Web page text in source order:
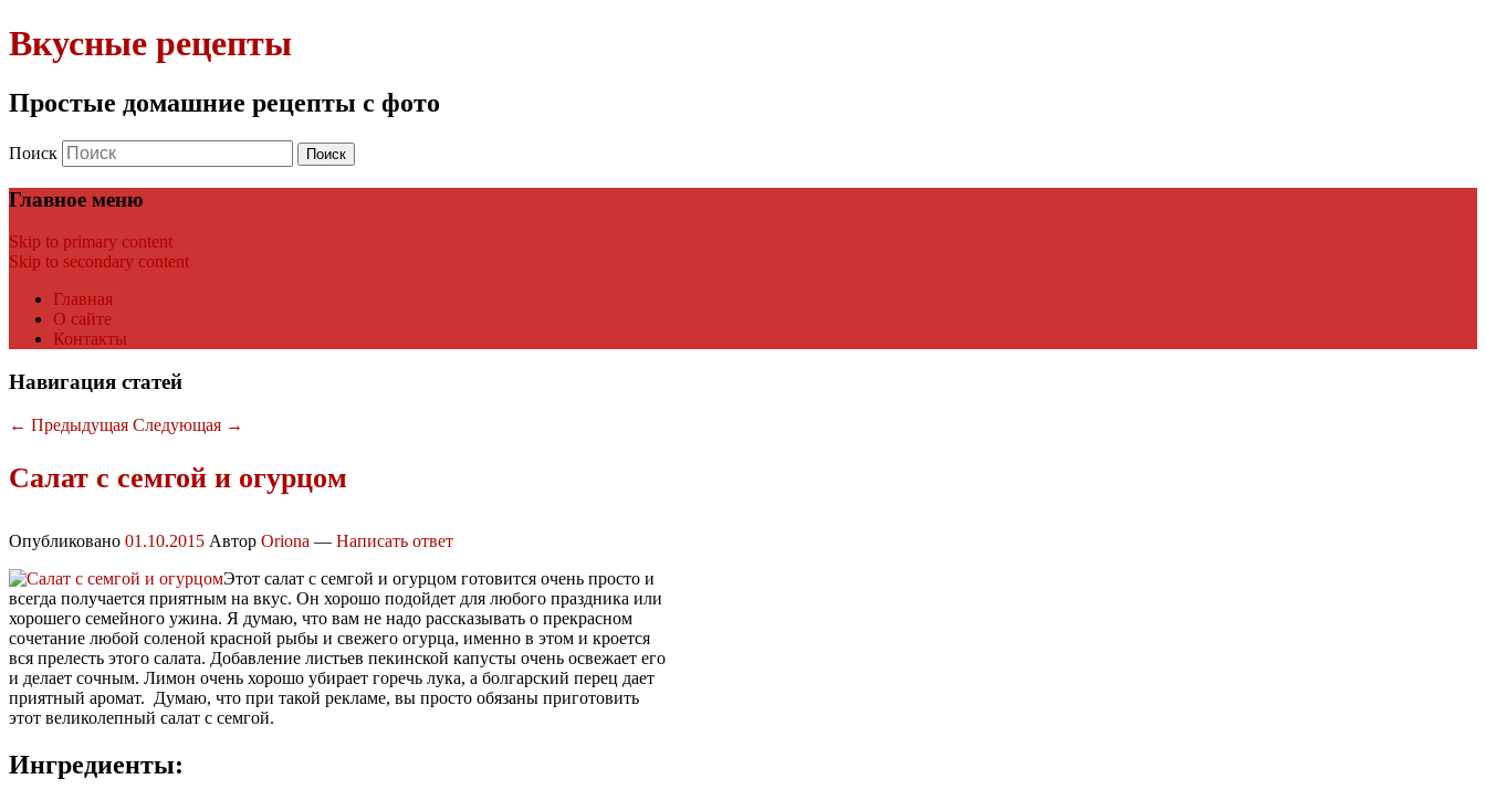
Вкусные рецепты
Простые домашние рецепты с фото
Поиск
Главное меню
Skip to primary content
Skip to secondary content
Главная
О сайте
Контакты
Навигация статей
← Предыдущая Следующая →
Салат с семгой и огурцом
Опубликовано 01.10.2015 Автор Oriona — Написать ответ
Этот салат с семгой и огурцом готовится очень просто и
всегда получается приятным на вкус. Он хорошо подойдет для любого праздника или
хорошего семейного ужина. Я думаю, что вам не надо рассказывать о прекрасном
сочетание любой соленой красной рыбы и свежего огурца, именно в этом и кроется
вся прелесть этого салата. Добавление листьев пекинской капусты очень освежает его
и делает сочным. Лимон очень хорошо убирает горечь лука, а болгарский перец дает
приятный аромат. Думаю, что при такой рекламе, вы просто обязаны приготовить
этот великолепный салат с семгой.
Ингредиенты: